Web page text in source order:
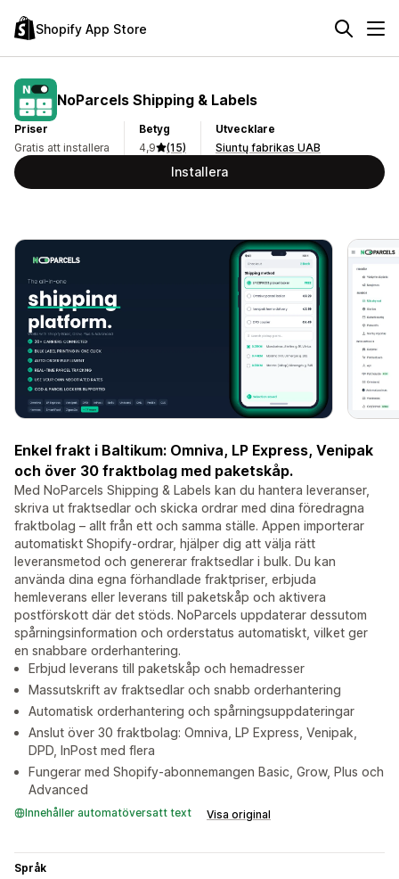
Shopify App Store
NoParcels Shipping & Labels
Priser
Gratis att installera
Betyg
4,9
(15)
Utvecklare
Siuntų fabrikas UAB
Installera
Enkel frakt i Baltikum: Omniva, LP Express, Venipak
och över 30 fraktbolag med paketskåp.
Med NoParcels Shipping & Labels kan du hantera leveranser,
skriva ut fraktsedlar och skicka ordrar med dina föredragna
fraktbolag – allt från ett och samma ställe. Appen importerar
automatiskt Shopify-ordrar, hjälper dig att välja rätt
leveransmetod och genererar fraktsedlar i bulk. Du kan
använda dina egna förhandlade fraktpriser, erbjuda
hemleverans eller leverans till paketskåp och aktivera
postförskott där det stöds. NoParcels uppdaterar dessutom
spårningsinformation och orderstatus automatiskt, vilket ger
en snabbare orderhantering.
Erbjud leverans till paketskåp och hemadresser
Massutskrift av fraktsedlar och snabb orderhantering
Automatisk orderhantering och spårningsuppdateringar
Anslut över 30 fraktbolag: Omniva, LP Express, Venipak,
DPD, InPost med flera
Fungerar med Shopify-abonnemangen Basic, Grow, Plus och
Advanced
Innehåller automatöversatt text Visa original
Språk